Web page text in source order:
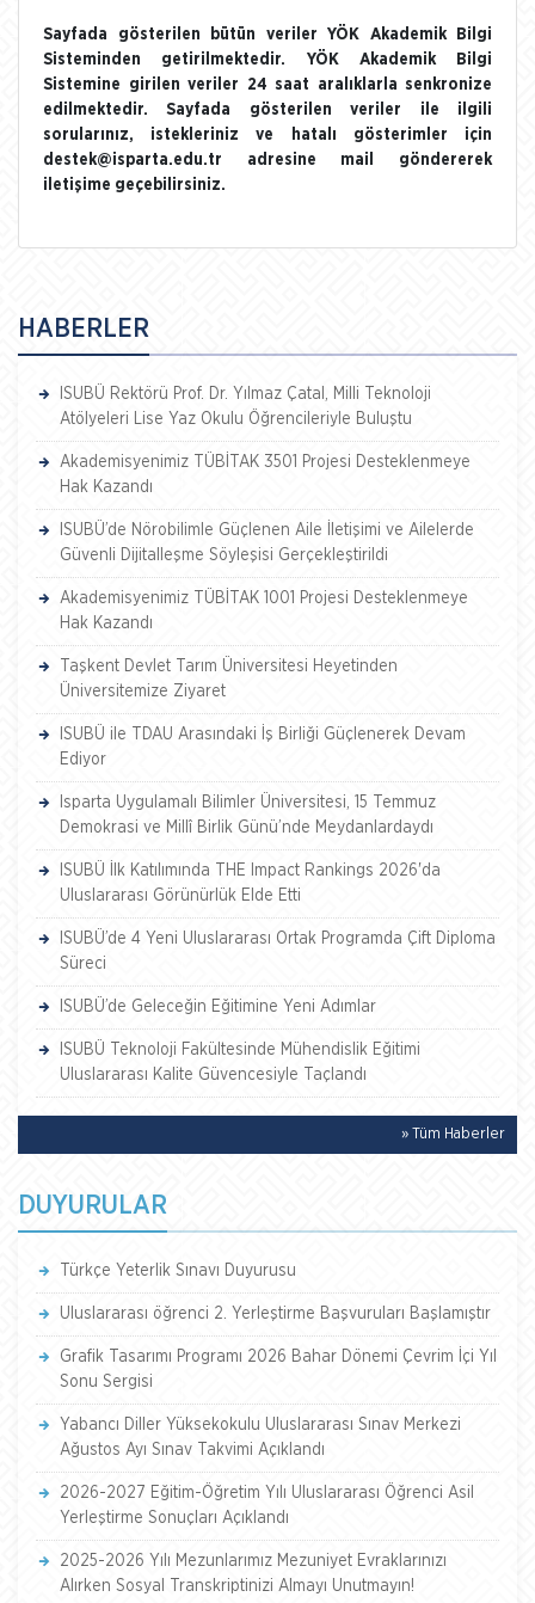
Sayfada gösterilen bütün veriler YÖK Akademik Bilgi
Sisteminden getirilmektedir. YÖK Akademik Bilgi
Sistemine girilen veriler 24 saat aralıklarla senkronize
edilmektedir. Sayfada gösterilen veriler ile ilgili
sorularınız, istekleriniz ve hatalı gösterimler için
destek@isparta.edu.tr adresine mail göndererek
iletişime geçebilirsiniz.
HABERLER
ISUBÜ Rektörü Prof. Dr. Yılmaz Çatal, Milli Teknoloji
Atölyeleri Lise Yaz Okulu Öğrencileriyle Buluştu
Akademisyenimiz TÜBİTAK 3501 Projesi Desteklenmeye
Hak Kazandı
ISUBÜ’de Nörobilimle Güçlenen Aile İletişimi ve Ailelerde
Güvenli Dijitalleşme Söyleşisi Gerçekleştirildi
Akademisyenimiz TÜBİTAK 1001 Projesi Desteklenmeye
Hak Kazandı
Taşkent Devlet Tarım Üniversitesi Heyetinden
Üniversitemize Ziyaret
ISUBÜ ile TDAU Arasındaki İş Birliği Güçlenerek Devam
Ediyor
Isparta Uygulamalı Bilimler Üniversitesi, 15 Temmuz
Demokrasi ve Millî Birlik Günü’nde Meydanlardaydı
ISUBÜ İlk Katılımında THE Impact Rankings 2026'da
Uluslararası Görünürlük Elde Etti
ISUBÜ’de 4 Yeni Uluslararası Ortak Programda Çift Diploma
Süreci
ISUBÜ’de Geleceğin Eğitimine Yeni Adımlar
ISUBÜ Teknoloji Fakültesinde Mühendislik Eğitimi
Uluslararası Kalite Güvencesiyle Taçlandı
» Tüm Haberler
DUYURULAR
Türkçe Yeterlik Sınavı Duyurusu
Uluslararası öğrenci 2. Yerleştirme Başvuruları Başlamıştır
Grafik Tasarımı Programı 2026 Bahar Dönemi Çevrim İçi Yıl
Sonu Sergisi
Yabancı Diller Yüksekokulu Uluslararası Sınav Merkezi
Ağustos Ayı Sınav Takvimi Açıklandı
2026-2027 Eğitim-Öğretim Yılı Uluslararası Öğrenci Asil
Yerleştirme Sonuçları Açıklandı
2025-2026 Yılı Mezunlarımız Mezuniyet Evraklarınızı
Alırken Sosyal Transkriptinizi Almayı Unutmayın!